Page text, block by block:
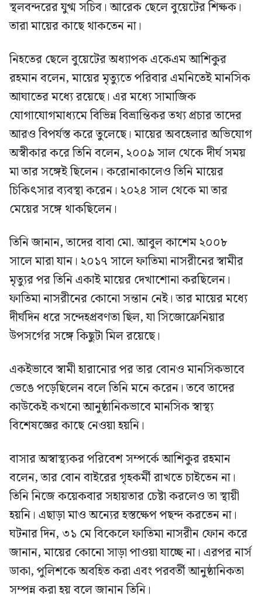
স্থলবন্দরের যুগ্ম সচিব। আরেক ছেলে বুয়েটের শিক্ষক।
তারা মায়ের কাছে থাকতেন না।
নিহতের ছেলে বুয়েটের অধ্যাপক একেএম আশিকুর
রহমান বলেন, মায়ের মৃত্যুতে পরিবার এমনিতেই মানসিক
আঘাতের মধ্যে রয়েছে। এর মধ্যে সামাজিক
যোগাযোগমাধ্যমে বিভিন্ন বিভ্রান্তিকর তথ্য প্রচার তাদের
আরও বিপর্যস্ত করে তুলেছে। মায়ের অবহেলার অভিযোগ
অস্বীকার করে তিনি বলেন, ২০০৯ সাল থেকে দীর্ঘ সময়
মা তার সঙ্গেই ছিলেন। করোনাকালেও তিনি মায়ের
চিকিৎসার ব্যবস্থা করেন। ২০২৪ সাল থেকে মা তার
মেয়ের সঙ্গে থাকছিলেন।
তিনি জানান, তাদের বাবা মো. আবুল কাশেম ২০০৮
সালে মারা যান। ২০১৭ সালে ফাতিমা নাসরীনের স্বামীর
মৃত্যুর পর তিনি একাই মায়ের দেখাশোনা করছিলেন।
ফাতিমা নাসরীনের কোনো সন্তান নেই। তার মায়ের মধ্যে
দীর্ঘদিন ধরে সন্দেহপ্রবণতা ছিল, যা সিজোফ্রেনিয়ার
উপসর্গের সঙ্গে কিছুটা মিল রয়েছে।
একইভাবে স্বামী হারানোর পর তার বোনও মানসিকভাবে
ভেঙে পড়েছিলেন বলে তিনি মনে করেন। তবে তাদের
কাউকেই কখনো আনুষ্ঠানিকভাবে মানসিক স্বাস্থ্য
বিশেষজ্ঞের কাছে নেওয়া হয়নি।
বাসার অস্বাস্থ্যকর পরিবেশ সম্পর্কে আশিকুর রহমান
বলেন, তার বোন বাইরের গৃহকর্মী রাখতে চাইতেন না।
তিনি নিজে কয়েকবার সহায়তার চেষ্টা করলেও তা স্থায়ী
হয়নি। এছাড়া মাও অন্যের হস্তক্ষেপ পছন্দ করতেন না।
ঘটনার দিন, ৩১ মে বিকেলে ফাতিমা নাসরীন ফোন করে
জানান, মায়ের কোনো সাড়া পাওয়া যাচ্ছে না। এরপর নার্স
ডাকা, পুলিশকে অবহিত করা এবং পরবর্তী আনুষ্ঠানিকতা
সম্পন্ন করা হয় বলে জানান তিনি।